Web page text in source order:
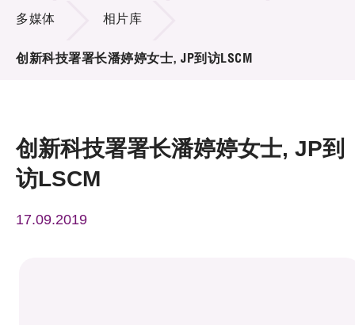
项目及资助计划
多媒体 相片库
创新科技署署长潘婷婷女士, JP到访LSCM
创新科技署署长潘婷婷女士, JP到
访LSCM
17.09.2019